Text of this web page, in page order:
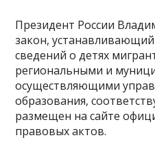
Президент России
закон,
сведений о детях
региональными и
осуществляющими
образования,
размещен на сайте
правовых актов.